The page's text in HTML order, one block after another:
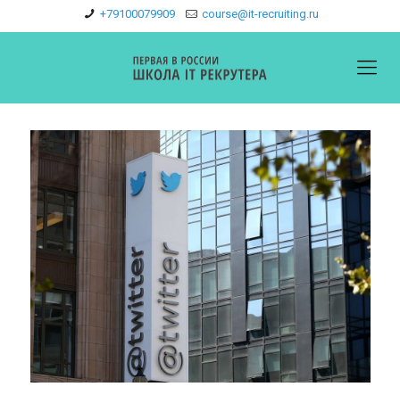
+79100079909 course@it-recruiting.ru